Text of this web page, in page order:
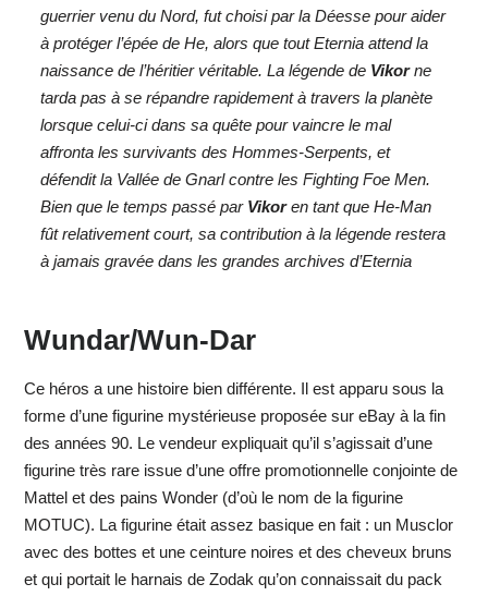
guerrier venu du Nord, fut choisi par la Déesse pour aider
à protéger l’épée de He, alors que tout Eternia attend la
naissance de l’héritier véritable. La légende de Vikorne
tarda pas à se répandre rapidement à travers la planète
lorsque celui-ci dans sa quête pour vaincre le mal
affronta les survivants des Hommes-Serpents, et
défendit la Vallée de Gnarl contre les Fighting Foe Men.
Bien que le temps passé par Vikoren tant que He-Man
fût relativement court, sa contribution à la légende restera
à jamais gravée dans les grandes archives d’Eternia
Wundar/Wun-Dar
Ce héros a une histoire bien différente. Il est apparu sous la
forme d’une figurine mystérieuse proposée sur eBay à la fin
des années 90. Le vendeur expliquait qu’il s’agissait d’une
figurine très rare issue d’une offre promotionnelle conjointe de
Mattel et des pains Wonder (d’où le nom de la figurine
MOTUC). La figurine était assez basique en fait : un Musclor
avec des bottes et une ceinture noires et des cheveux bruns
et qui portait le harnais de Zodak qu’on connaissait du pack